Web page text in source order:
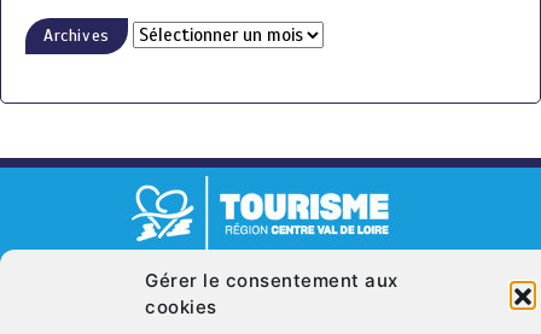
Gérer le consentement aux
cookies
Archives
© Copyright 2026. CRT Centre-Val De Loire
Mentions légales Politique de cookies (UE)